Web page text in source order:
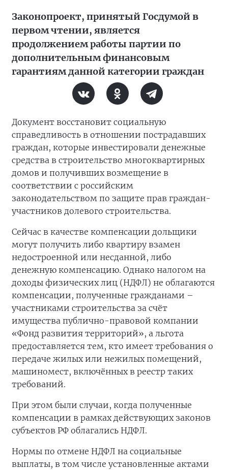
Законопроект, принятый Госдумой в
первом чтении, является
продолжением работы партии по
дополнительным финансовым
гарантиям данной категории граждан
Документ восстановит социальную
справедливость в отношении пострадавших
граждан, которые инвестировали денежные
средства в строительство многоквартирных
домов и получивших возмещение в
соответствии с российским
законодательством по защите прав граждан-
участников долевого строительства.
Сейчас в качестве компенсации дольщики
могут получить либо квартиру взамен
недостроенной или несданной, либо
денежную компенсацию. Однако налогом на
доходы физических лиц (НДФЛ) не облагаются
компенсации, полученные гражданами –
участниками строительства за счёт
имущества публично-правовой компании
«Фонд развития территорий», а льгота
предоставляется тем, кто имеет требования о
передаче жилых или нежилых помещений,
машиномест, включённых в реестр таких
требований.
При этом были случаи, когда полученные
компенсации в рамках действующих законов
субъектов РФ облагались НДФЛ.
Нормы по отмене НДФЛ на социальные
выплаты, в том числе установленные актами